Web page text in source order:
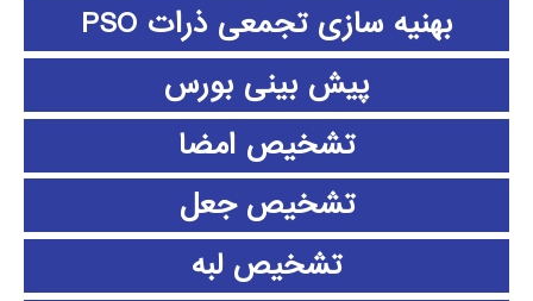
بهنیه سازی تجمعی ذرات PSO
پیش بینی بورس
تشخیص امضا
تشخیص جعل
تشخیص لبه